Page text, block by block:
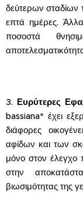
δεύτερων
επτά ημέρες.
ποσοστά
3. Ευρύτερες
bassiana* έχει
διάφορες
αφίδων και των
μόνο στον έλεγχο
στην
βιωσιμότητας της